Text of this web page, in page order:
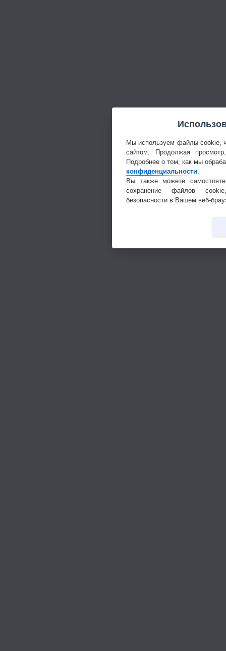
Мы используем файлы cookie,
сайтом. Продолжая
Подробнее о том, как мы
конфиденциальности
Вы также можете
сохранение файлов
безопасности в Вашем веб-